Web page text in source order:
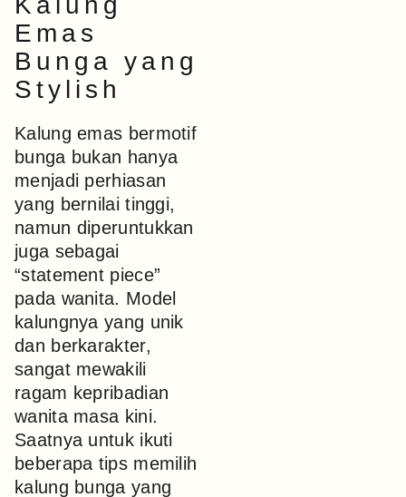
Emas
Bunga yang
Stylish
Kalung emas bermotif
bunga bukan hanya
menjadi perhiasan
yang bernilai tinggi,
namun diperuntukkan
juga sebagai
“statement piece”
pada wanita. Model
kalungnya yang unik
dan berkarakter,
sangat mewakili
ragam kepribadian
wanita masa kini.
Saatnya untuk ikuti
beberapa tips memilih
kalung bunga yang